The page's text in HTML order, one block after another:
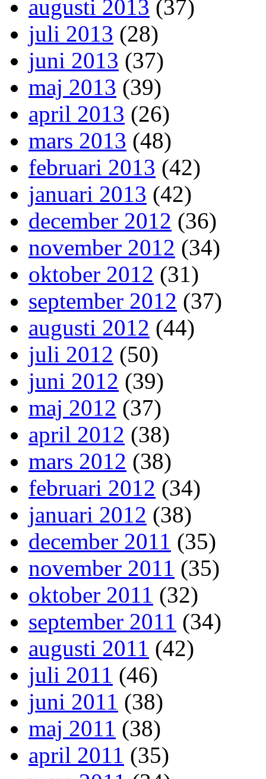
augusti 2013 (37)
juli 2013 (28)
juni 2013 (37)
maj 2013 (39)
april 2013 (26)
mars 2013 (48)
februari 2013 (42)
januari 2013 (42)
december 2012 (36)
november 2012 (34)
oktober 2012 (31)
september 2012 (37)
augusti 2012 (44)
juli 2012 (50)
juni 2012 (39)
maj 2012 (37)
april 2012 (38)
mars 2012 (38)
februari 2012 (34)
januari 2012 (38)
december 2011 (35)
november 2011 (35)
oktober 2011 (32)
september 2011 (34)
augusti 2011 (42)
juli 2011 (46)
juni 2011 (38)
maj 2011 (38)
april 2011 (35)